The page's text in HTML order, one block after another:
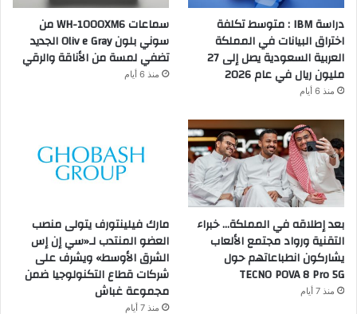
دراسة IBM : متوسط تكلفة
اختراق البيانات في المملكة
العربية السعودية يصل إلى 27
مليون ريال في عام 2026
منذ 6 أيام
سماعات WH-1000XM6 من
سوني بلون Oliv e Gray الجديد
تضفي لمسة من الأناقة والرقي
منذ 6 أيام
بعد إطلاقه في المملكة… خبراء
التقنية ورواد مجتمع الألعاب
يشاركون انطباعاتهم حول
TECNO POVA 8 Pro 5G
منذ 7 أيام
مارك فيلينتورف يتولى منصب
العضو المنتدب لـ«سي إن إس
الشرق الأوسط» ويشرف على
شركات قطاع التكنولوجيا ضمن
مجموعة غباش
منذ 7 أيام